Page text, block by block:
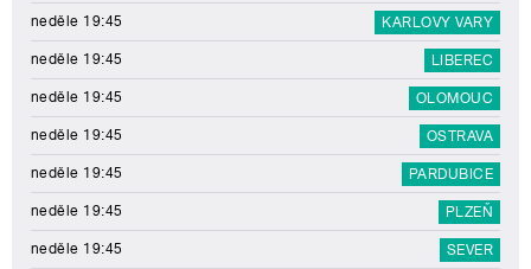
neděle 19:45 KARLOVY VARY
neděle 19:45 LIBEREC
neděle 19:45 OLOMOUC
neděle 19:45 OSTRAVA
neděle 19:45 PARDUBICE
neděle 19:45 PLZEŇ
neděle 19:45 SEVER